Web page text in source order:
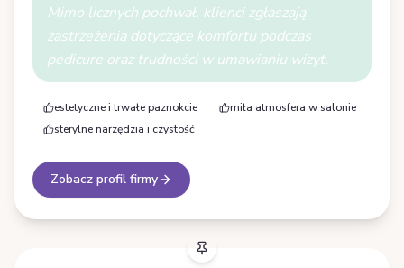
Mimo licznych pochwał, klienci zgłaszają
zastrzeżenia dotyczące komfortu podczas
pedicure oraz trudności w umawianiu wizyt.
estetyczne i trwałe paznokcie
miła atmosfera w salonie
sterylne narzędzia i czystość
Zobacz profil firmy